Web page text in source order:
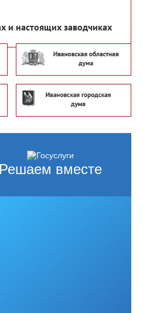
и настоящих заводчиках
Решаем вместе